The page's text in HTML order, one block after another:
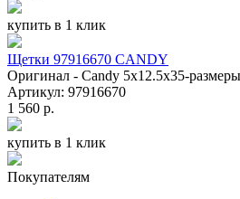
купить в 1 клик
Щетки 97916670 CANDY
Оригинал - Candy 5x12.5x35-
Артикул: 97916670
1 560 р.
купить в 1 клик
Покупателям